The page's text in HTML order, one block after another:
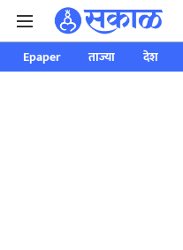
Epaper ताज्या देश